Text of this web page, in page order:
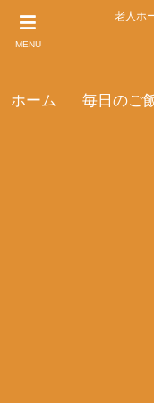
MENU
老人ホ
ホーム 毎日のご